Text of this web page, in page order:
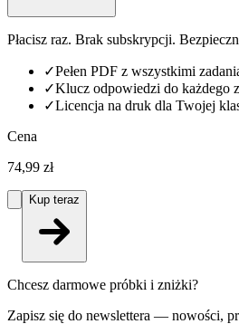
Płacisz raz. Brak subskrypcji.
✓Pełen PDF z wszystkimi
✓Klucz odpowiedzi do każdego
✓Licencja na druk dla Twojej
Cena
74,99 zł
Kup teraz
Chcesz darmowe próbki i zniżki?
Zapisz się do newslettera — nowości,